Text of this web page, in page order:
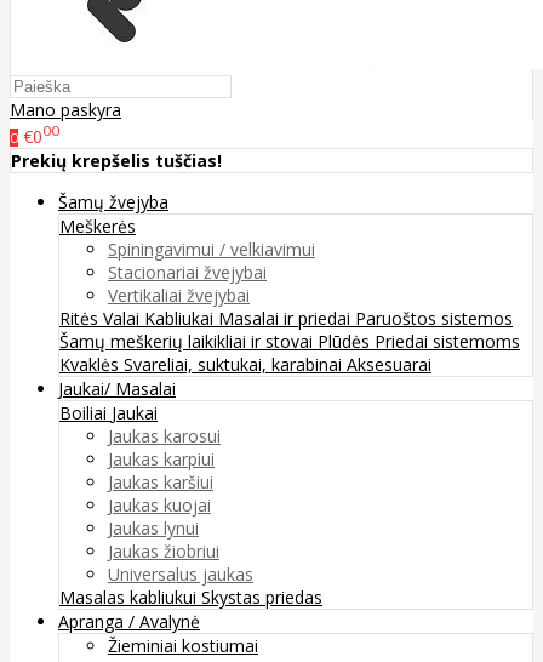
Mano paskyra
0 €000
Prekių krepšelis tuščias!
Šamų žvejyba
Meškerės
Spiningavimui / velkiavimui
Stacionariai žvejybai
Vertikaliai žvejybai
Ritės Valai Kabliukai Masalai ir priedai Paruoštos sistemos
Šamų meškerių laikikliai ir stovai Plūdės Priedai sistemoms
Kvaklės Svareliai, suktukai, karabinai Aksesuarai
Jaukai/ Masalai
Boiliai Jaukai
Jaukas karosui
Jaukas karpiui
Jaukas karšiui
Jaukas kuojai
Jaukas lynui
Jaukas žiobriui
Universalus jaukas
Masalas kabliukui Skystas priedas
Apranga / Avalynė
Žieminiai kostiumai